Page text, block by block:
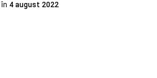
în 4 august 2022